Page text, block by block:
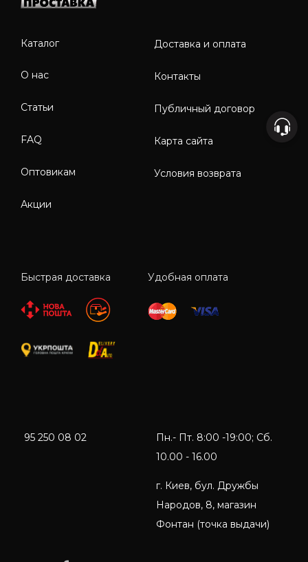
Каталог
О нас
Статьи
FAQ
Оптовикам
Акции
Доставка и оплата
Контакты
Публичный договор
Карта сайта
Условия возврата
Быстрая доставка Удобная оплата
95 250 08 02
Пн.- Пт. 8:00 -19:00; Сб.
10.00 - 16.00
г. Киев, бул. Дружбы
Народов, 8, магазин
Фонтан (точка выдачи)